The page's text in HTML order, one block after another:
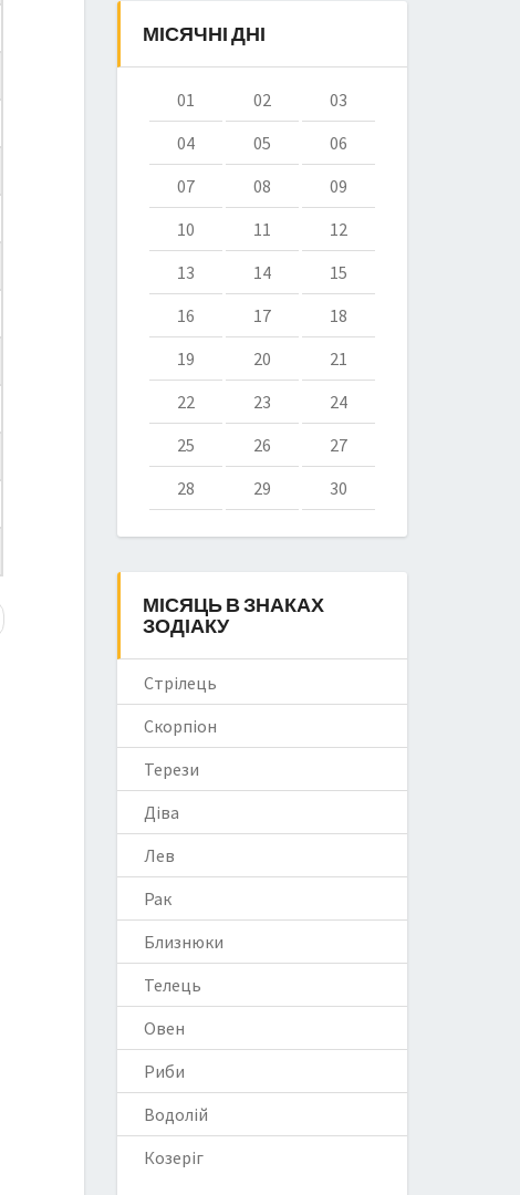
МІСЯЧНІ ДНІ
01 02
03
04
05
06
07
08
09
10
11
12
13
14
15
16
17
18
19
20
21
22
23
24
25
26
27
28
29 30
МІСЯЦЬ В ЗНАКАХ
ЗОДІАКУ
Стрілець
Скорпіон
Терези
Діва
Лев
Рак
Близнюки
Телець
Овен
Риби
Водолій
Козеріг